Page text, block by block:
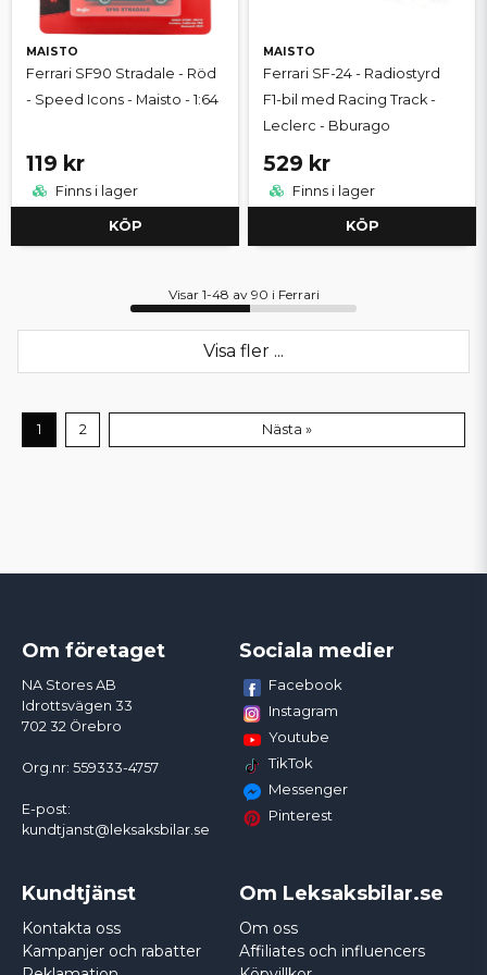
MAISTO
Ferrari SF90 Stradale - Röd
- Speed Icons - Maisto - 1:64
119 kr
Finns i lager
KÖP
MAISTO
Ferrari SF-24 - Radiostyrd
F1-bil med Racing Track -
Leclerc - Bburago
529 kr
Finns i lager
KÖP
Visar 1-48 av 90 i Ferrari
Visa fler ...
1 2 Nästa »
Om företaget
NA Stores AB
Idrottsvägen 33
702 32 Örebro
Org.nr: 559333-4757
E-post:
kundtjanst@leksaksbilar.se
Sociala medier
Facebook
Instagram
Youtube
TikTok
Messenger
Pinterest
Kundtjänst
Kontakta oss
Kampanjer och rabatter
Om Leksaksbilar.se
Om oss
Affiliates och influencers